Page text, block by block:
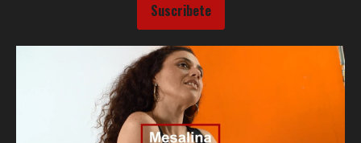
Suscribete